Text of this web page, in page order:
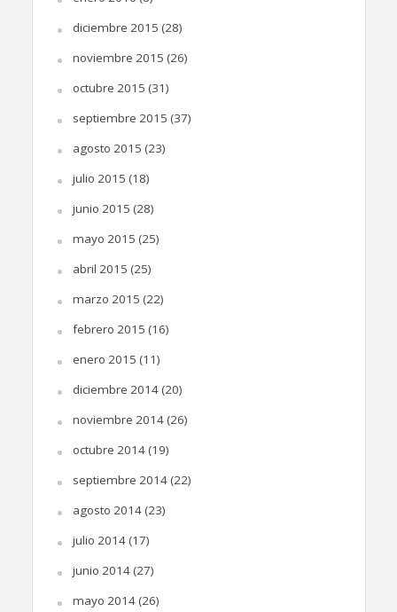
diciembre 2015 (28)
noviembre 2015 (26)
octubre 2015 (31)
septiembre 2015 (37)
agosto 2015 (23)
julio 2015 (18)
junio 2015 (28)
mayo 2015 (25)
abril 2015 (25)
marzo 2015 (22)
febrero 2015 (16)
enero 2015 (11)
diciembre 2014(20)
noviembre 2014(26)
octubre 2014(19)
septiembre 2014(22)
agosto 2014(23)
julio 2014(17)
junio 2014(27)
mayo 2014(26)